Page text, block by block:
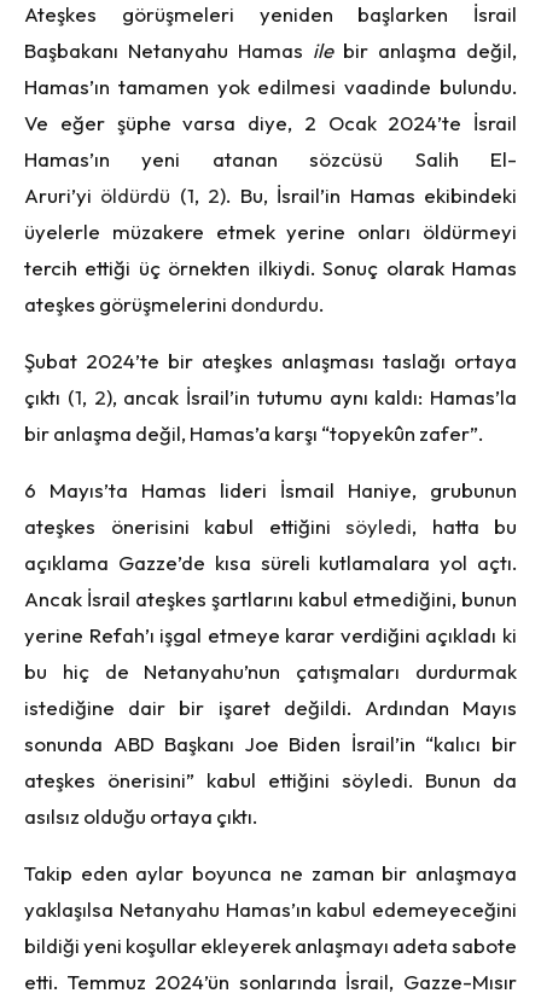
Ateşkes görüşmeleri yeniden başlarken İsrail
Başbakanı Netanyahu Hamas ilebir anlaşma değil,
Hamas’ın tamamen yok edilmesi vaadinde bulundu.
Ve eğer şüphe varsa diye, 2 Ocak 2024’te İsrail
Hamas’ın yeni atanan sözcüsü Salih El-
Aruri’yi öldürdü (1, 2). Bu, İsrail’in Hamas ekibindeki
üyelerle müzakere etmek yerine onları öldürmeyi
tercih ettiği üç örnekten ilkiydi. Sonuç olarak Hamas
ateşkes görüşmelerini dondurdu.
Şubat 2024’te bir ateşkes anlaşması taslağı ortaya
çıktı (1, 2), ancak İsrail’in tutumu aynı kaldı: Hamas’la
bir anlaşma değil, Hamas’a karşı “topyekûn zafer”.
6 Mayıs’ta Hamas lideri İsmail Haniye, grubunun
ateşkes önerisini kabul ettiğini söyledi, hatta bu
açıklama Gazze’de kısa süreli kutlamalara yol açtı.
Ancak İsrail ateşkes şartlarını kabul etmediğini, bunun
yerine Refah’ı işgal etmeye karar verdiğini açıkladı ki
bu hiç de Netanyahu’nun çatışmaları durdurmak
istediğine dair bir işaret değildi. Ardından Mayıs
sonunda ABD Başkanı Joe Biden İsrail’in “kalıcı bir
ateşkes önerisini” kabul ettiğini söyledi. Bunun da
asılsız olduğu ortaya çıktı.
Takip eden aylar boyunca ne zaman bir anlaşmaya
yaklaşılsa Netanyahu Hamas’ın kabul edemeyeceğini
bildiği yeni koşullar ekleyerek anlaşmayı adeta sabote
etti. Temmuz 2024’ün sonlarında İsrail, Gazze-Mısır